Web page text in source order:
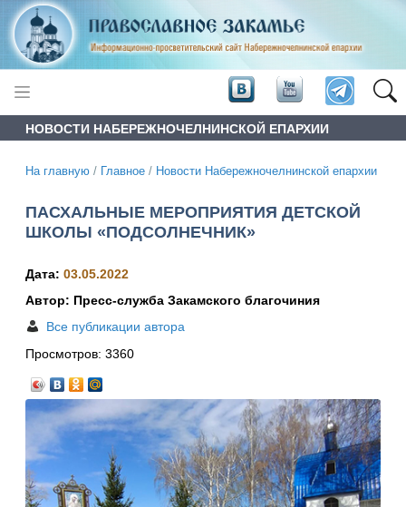
НОВОСТИ НАБЕРЕЖНОЧЕЛНИНСКОЙ ЕПАРХИИ
На главную / Главное / Новости Набережночелнинской епархии
ПАСХАЛЬНЫЕ МЕРОПРИЯТИЯ ДЕТСКОЙ
ШКОЛЫ «ПОДСОЛНЕЧНИК»
Дата: 03.05.2022
Автор: Пресс-служба Закамского благочиния
Все публикации автора
Просмотров: 3360